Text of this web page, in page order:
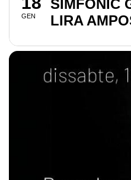
GEN
SIMFÒNIC
LIRA